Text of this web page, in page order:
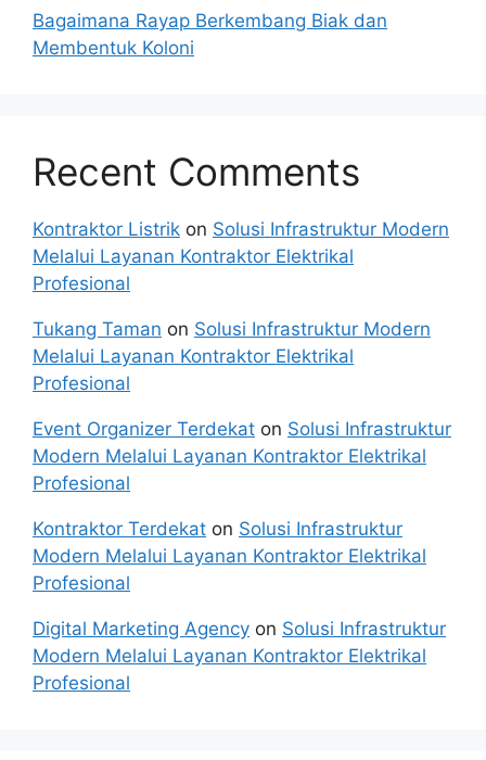
Bagaimana Rayap Berkembang Biak dan
Membentuk Koloni
Recent Comments
Kontraktor Listrik on Solusi Infrastruktur Modern
Melalui Layanan Kontraktor Elektrikal
Profesional
Tukang Taman on Solusi Infrastruktur Modern
Melalui Layanan Kontraktor Elektrikal
Profesional
Event Organizer Terdekat on Solusi Infrastruktur
Modern Melalui Layanan Kontraktor Elektrikal
Profesional
Kontraktor Terdekat on Solusi Infrastruktur
Modern Melalui Layanan Kontraktor Elektrikal
Profesional
Digital Marketing Agency on Solusi Infrastruktur
Modern Melalui Layanan Kontraktor Elektrikal
Profesional